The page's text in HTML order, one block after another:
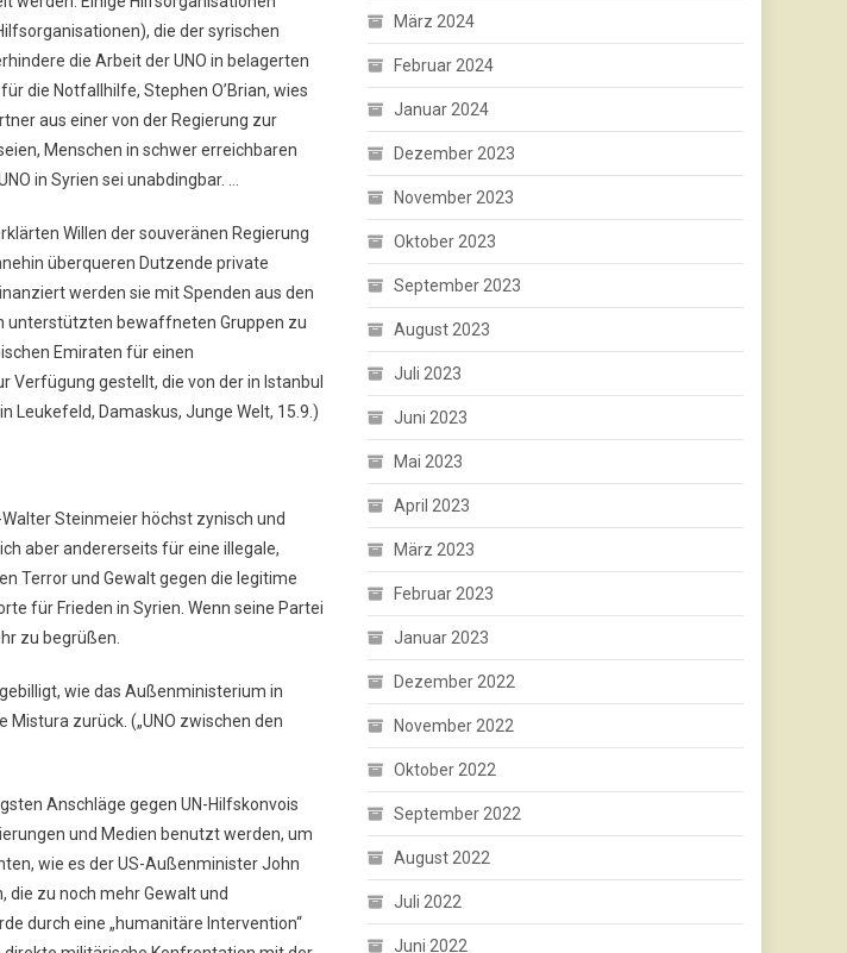
die der syrischen
die Arbeit der UNO in belagerten
die Notfallhilfe, Stephen O’Brian, wies
aus einer von der Regierung zur
Menschen in schwer erreichbaren
in Syrien sei unabdingbar. …
Willen der souveränen Regierung
überqueren Dutzende private
werden sie mit Spenden aus den
unterstützten bewaffneten Gruppen zu
Emiraten für einen
Verfügung gestellt, die von der in Istanbul
Leukefeld, Damaskus, Junge Welt, 15.9.)
Steinmeier höchst zynisch und
aber andererseits für eine illegale,
Terror und Gewalt gegen die legitime
für Frieden in Syrien. Wenn seine Partei
zu begrüßen.
wie das Außenministerium in
zurück. („UNO zwischen den
Anschläge gegen UN-Hilfskonvois
und Medien benutzt werden, um
wie es der US-Außenminister John
die zu noch mehr Gewalt und
durch eine „humanitäre Intervention“
März 2024
Februar 2024
Januar 2024
Dezember 2023
November 2023
Oktober 2023
September 2023
August 2023
Juli 2023
Juni 2023
Mai 2023
April 2023
März 2023
Februar 2023
Januar 2023
Dezember 2022
November 2022
Oktober 2022
September 2022
August 2022
Juli 2022
Juni 2022